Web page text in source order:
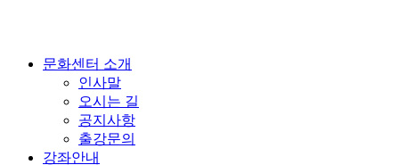
문화센터 소개
인사말
오시는 길
공지사항
출강문의
강좌안내